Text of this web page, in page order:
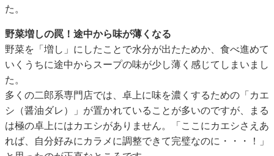
た。
野菜増しの罠！途中から味が薄くなる
野菜を「増し」にしたことで水分が出たためか、食べ進めて
いくうちに途中からスープの味が少し薄く感じてしまいまし
た。
多くの二郎系専門店では、卓上に味を濃くするための「カエ
シ（醤油ダレ）」が置かれていることが多いのですが、まる
は極の卓上にはカエシがありません。「ここにカエシさえあ
れば、自分好みにカラメに調整できて完璧なのに・・・！」